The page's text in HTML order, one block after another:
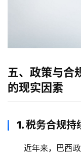
支
付
方
登录
五、政策与合
的现实因素
1. 税务合规持
近年来，巴西